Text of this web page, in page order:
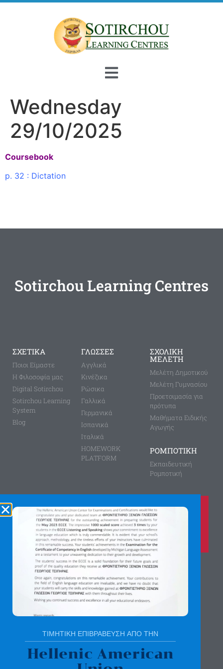
Wednesday
29/10/2025
Coursebook
p. 32 : Dictation
Sotirchou Learning Centres
ΣΧΕΤΙΚΑ
Ποιοι Είμαστε
Η Φιλοσοφία μας
Digital Sotirchou
Sotirchou Learning
System
Blog
ΓΛΩΣΣΕΣ
Aγγλικά
Κινέζικα
Ρώσικα
Γαλλικά
Γερμανικά
Ισπανικά
Ιταλικά
HOMEWORK
PLATFORM
ΣΧΟΛΙΚΗ
ΜΕΛΕΤΗ
Μελέτη Δημοτικού
Μελέτη Γυμνασίου
Προετοιμασία για
πρότυπα
Μαθήματα Ειδικής
Αγωγής
ΡΟΜΠΟΤΙΚΗ
Εκπαιδευτική
Ρομποτική
Καλέστε μας τώρα στο
210 8028149
για περισσότερες πληροφορίες
Αγίας Παρασκευής 8, Άνω Πεύκη
Αργύρη Γεωργίου 2, Λυκόβρυση
Πατήστε εδώ για χάρτη
ΤΙΜΗΤΙΚΗ ΕΠΙΒΡΑΒΕΥΣΗ ΑΠΟ ΤΗΝ
Hellenic American